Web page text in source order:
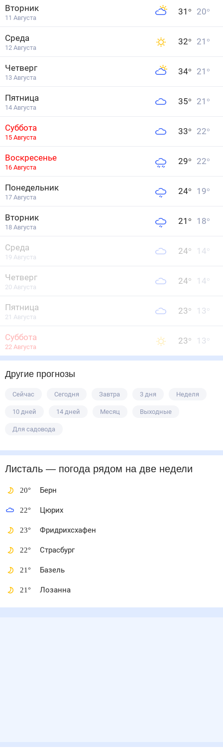
Вторник
11 Августа
31 ° 20°
Среда
12 Августа
32° 21 °
Четверг
13 Августа
34° 21 °
Пятница
14 Августа
35° 21 °
Суббота
15 Августа
33° 22°
Воскресенье
16 Августа
29° 22°
Понедельник
17 Августа
24° 19°
Вторник
18 Августа
21 ° 18°
Среда
19 Августа
24° 14°
Четверг
20 Августа
24° 14°
Пятница
21 Августа
23° 13°
Суббота
22 Августа
23° 13°
Другие прогнозы
Сейчас Сегодня Завтра 3 дня Неделя
10 дней 14 дней Месяц Выходные
Для садовода
Листаль— погода рядомна две недели
20° Берн
22° Цюрих
23° Фридрихсхафен
22° Страсбург
21° Базель
21° Лозанна